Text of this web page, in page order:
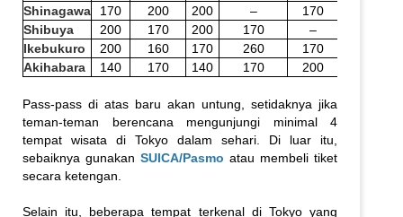
Shinagawa
170 200 200 – 170
Shibuya
200 170 200 170 –
Ikebukuro
200 160 170 260 170
Akihabara
140 170 140 170 200
Pass-pass di atas baru akan untung, setidaknya jika
teman-teman berencana mengunjungi minimal 4
tempat wisata di Tokyo dalam sehari. Di luar itu,
sebaiknya gunakan SUICA/Pasmo atau membeli tiket
secara ketengan.
Selain itu, beberapa tempat terkenal di Tokyo yang